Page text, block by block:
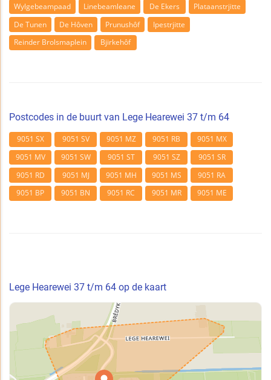
Wylgebeampaad Linebeamleane De Ekers
Plataanstrjitte
De Tunen
De Hôven Prunushôf
Ipestrjitte
Reinder Brolsmaplein
Bjirkehôf
Postcodes in de buurt van Lege Hearewei 37 t/m 64
9051 SX 9051 SV 9051 MZ 9051 RB
9051 MX
9051 MV
9051 SW 9051 ST 9051 SZ
9051 SR
9051 RD
9051 MJ 9051 MH 9051 MS
9051 RA
9051 BP
9051 BN 9051 RC 9051 MR 9051 ME
Lege Hearewei 37 t/m 64 op de kaart